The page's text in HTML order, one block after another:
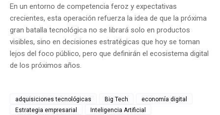
En un entorno de competencia feroz y expectativas
crecientes, esta operación refuerza la idea de que la próxima
gran batalla tecnológica no se librará solo en productos
visibles, sino en decisiones estratégicas que hoy se toman
lejos del foco público, pero que definirán el ecosistema digital
de los próximos años.
adquisiciones tecnológicas Big Tech
economía digital
Estrategia empresarial
Inteligencia Artificial